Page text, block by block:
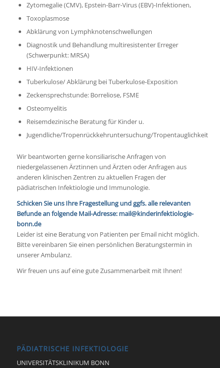
Zytomegalie (CMV), Epstein-Barr-Virus (EBV)-Infektionen,
Toxoplasmose
Abklärung von Lymphknotenschwellungen
Diagnostik und Behandlung multiresistenter Erreger
(Schwerpunkt: MRSA)
HIV-Infektionen
Tuberkulose/ Abklärung bei Tuberkulose-Exposition
Zeckensprechstunde: Borreliose, FSME
Osteomyelitis
Reisemdezinische Beratung für Kinder u.
Jugendliche/Tropenrückkehruntersuchung/Tropentauglichkeit
Wir beantworten gerne konsiliarische Anfragen von
niedergelassenen Ärztinnen und Ärzten oder Anfragen aus
anderen klinischen Zentren zu aktuellen Fragen der
pädiatrischen Infektiologie und Immunologie.
Schicken Sie uns Ihre Fragestellung und ggfs. alle relevanten
Befunde an folgende Mail-Adresse: mail@kinderinfektiologie-
bonn.de
Leider ist eine Beratung von Patienten per Email nicht möglich.
Bitte vereinbaren Sie einen persönlichen Beratungstermin in
unserer Ambulanz.
Wir freuen uns auf eine gute Zusammenarbeit mit Ihnen!
PÄDIATRISCHE INFEKTIOLOGIE
UNIVERSITÄTSKLINIKUM BONN